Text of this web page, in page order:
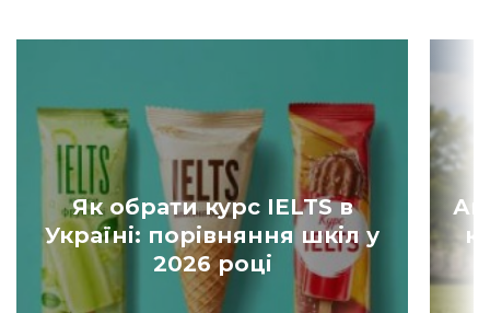
Як обрати курс IELTS в
Україні: порівняння шкіл у
2026 році